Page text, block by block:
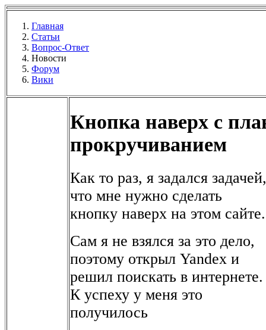
Главная
Статьи
Вопрос-Ответ
Новости
Форум
Вики
Кнопка наверх с
прокручиванием
Как то раз, я задался задачей,
что мне нужно сделать
кнопку наверх на этом сайте.
Сам я не взялся за это дело,
поэтому открыл Yandex и
решил поискать в интернете.
К успеху у меня это
получилось